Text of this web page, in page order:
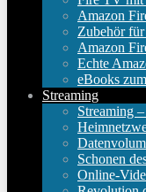
Amazon
Zubehör
Amazon
Echte
eBooks
Streaming
Streaming
Schonen
Online-